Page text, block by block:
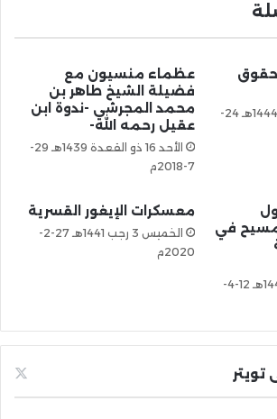
حقوق
الأثنين 28 ربيع الأول 1444هـ 24-
عظماء منسيون مع
فضيلة الشيخ طاهر بن
محمد المجرشي -ندوة ابن
عقيل رحمه الله-
الأحد 16 ذو القعدة 1439هـ 29-
7-2018م
في
الأثنين 30 شعبان 1442هـ 12-4-
معسكرات الإيغور القسرية
الخميس 3 رجب 1441هـ 27-2-
2020م
تويتر